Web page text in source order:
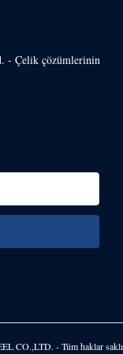
- Çelik çözümlerinin
CO.,LTD. - Tüm haklar